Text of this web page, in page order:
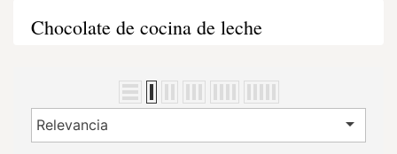
Chocolate de cocina de leche
Relevancia 